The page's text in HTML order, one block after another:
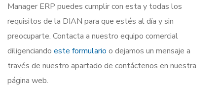
Manager ERP puedes cumplir con esta y todas los
requisitos de la DIAN para que estés al día y sin
preocuparte. Contacta a nuestro equipo comercial
diligenciando este formulario o dejamos un mensaje a
través de nuestro apartado de contáctenos en nuestra
página web.